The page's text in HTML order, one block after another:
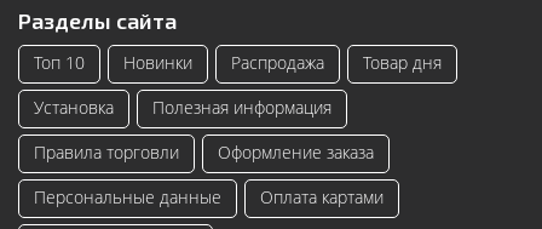
Разделы сайта
Топ 10 Новинки Распродажа
Товар дня
Установка
Полезная информация
Правила торговли
Оформление заказа
Персональные данные
Оплата картами